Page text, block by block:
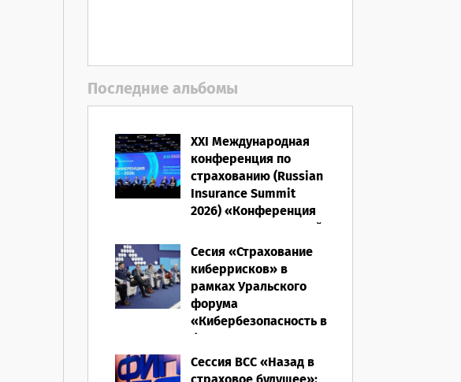
Последние альбомы
XXI Международная
конференция по
страхованию (Russian
Insurance Summit
2026) «Конференция
ВСС-2026: Культурный
код страхования/
Человеческий
фактор»
28.05.2026
Сесия «Страхование
киберрисков» в
рамках Уральского
форума
«Кибербезопасность в
финансах» 2026
16.03.2026
Сессия ВСС «Назад в